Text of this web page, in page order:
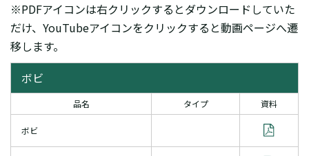
※PDFアイコンは右クリックするとダウンロードしていた
だけ、YouTubeアイコンをクリックすると動画ページへ遷
移します。
ボビ
品名 タイプ 資料
ボビ